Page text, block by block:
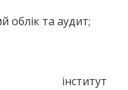
облік та аудит;
інститут